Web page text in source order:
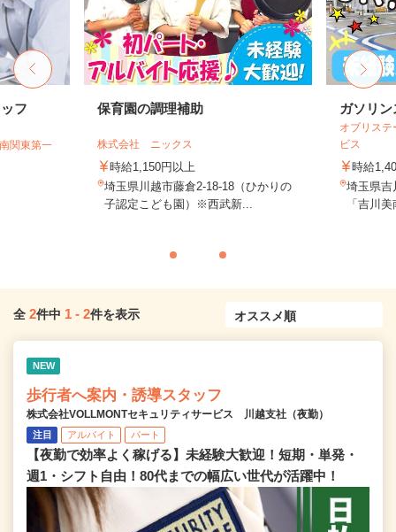
フ
関東第一
保育園の調理補助
株式会社 ニックス
時給1,150円以上
埼玉県川越市藤倉2-18-18（ひかりの
子認定こども園）※西武新...
ガソリ
オブリス
ビス
時給
埼玉県吉
「吉川
全 2件中 1 - 2件を表示
NEW
歩行者へ案内・誘導スタッフ
株式会社VOLLMONTセキュリティサービス 川越支社（夜勤）
注目 アルバイト パート
【夜勤で効率よく稼げる】未経験大歓迎！短期・単発・
週1・シフト自由！80代までの幅広い世代が活躍中！